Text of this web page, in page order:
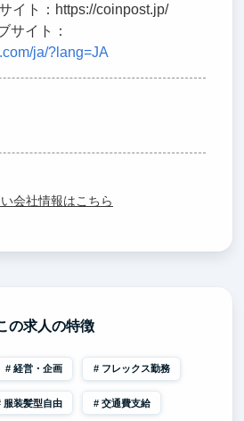
イト：https://coinpost.jp/
サイト：
ja/?lang=JA
会社情報はこちら
の求人の特徴
経営・企画 フレックス勤務
服装髪型自由 交通費支給